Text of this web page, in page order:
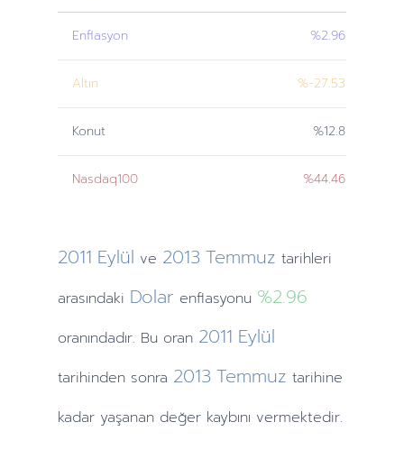
Enflasyon %2.96
Altın %-27.53
Konut %12.8
Nasdaq100 %44.46
2011 Eylül ve 2013 Temmuz tarihleri
arasındaki Dolar enflasyonu %2.96
oranındadır. Bu oran 2011 Eylül
tarihindensonra 2013 Temmuz tarihine
kadar yaşanan değer kaybını vermektedir.